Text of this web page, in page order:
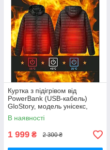
Куртка з підігрівом від
PowerBank (USB-кабель)
GloStory, модель унісекс,
розмір M-2xl
В наявності
1 999 ₴ 2 300 ₴